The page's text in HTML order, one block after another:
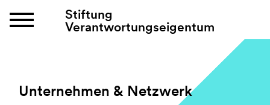
Stiftung
Verantwortungseigentum
Unternehmen & Netzwerk